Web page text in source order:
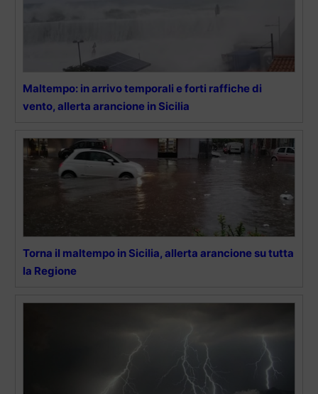
Maltempo: in arrivo temporali e forti raffiche di
vento, allerta arancione in Sicilia
Torna il maltempo in Sicilia, allerta arancione su tutta
la Regione